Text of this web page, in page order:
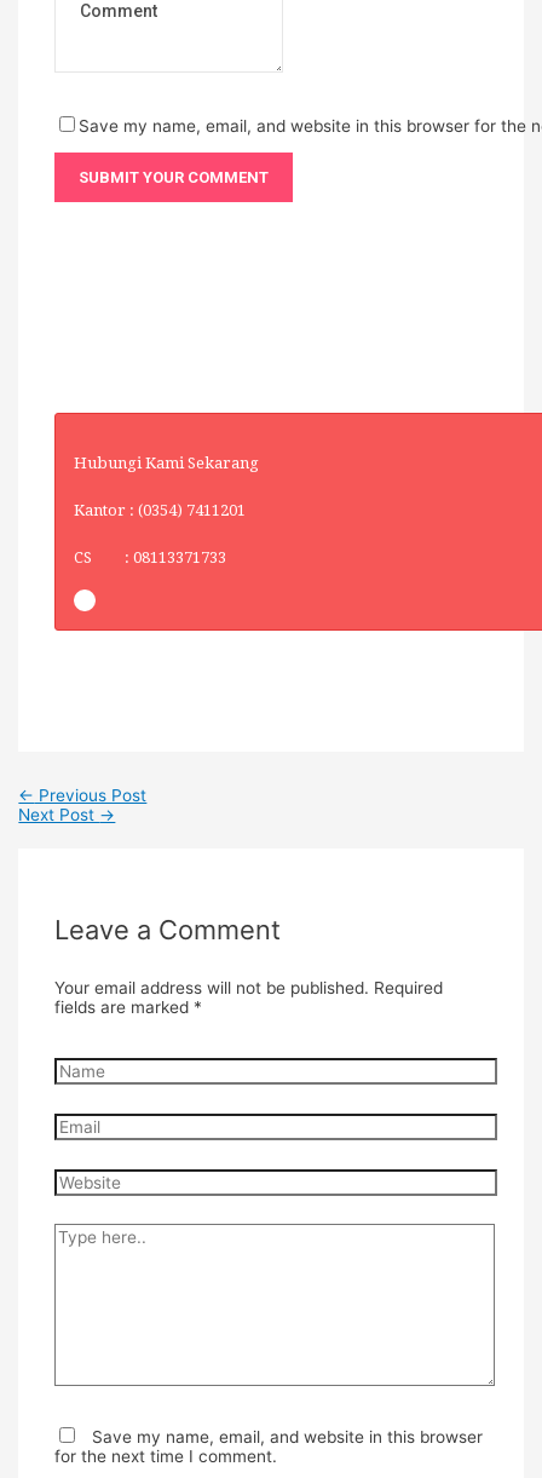
Save my name, email, and website in this browser for the
Hubungi Kami Sekarang
Kantor : (0354) 7411201
CS : 08113371733
← Previous Post
Next Post →
Leave a Comment
Your email address will not be published. Required
fields are marked *
Name
Email
Website
Type
here..
Save my name, email, and website in this browser
for the next time I comment.